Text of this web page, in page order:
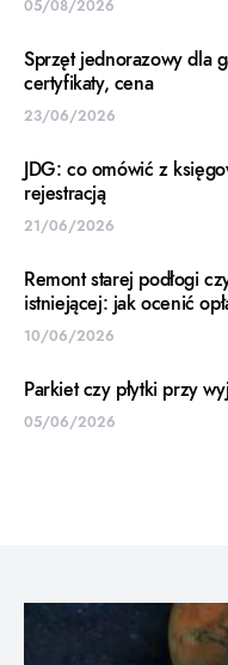
05/08/2026
Sprzęt jednorazowy dla
certyfikaty, cena
23/06/2026
JDG: co omówić z
rejestracją
21/06/2026
Remont starej podłogi
istniejącej: jak ocenić
10/06/2026
Parkiet czy płytki przy
05/06/2026